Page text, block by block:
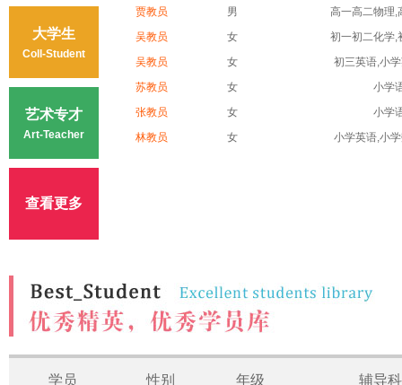
大学生
Coll-Student
艺术专才
Art-Teacher
查看更多
贾教员
男
高一高二物理,
吴教员
女
初一初二化学,
吴教员
女
初三英语,小
苏教员
女
小学
张教员
女
小学
林教员
女 小学英语,小
学员 性别 年级 辅导